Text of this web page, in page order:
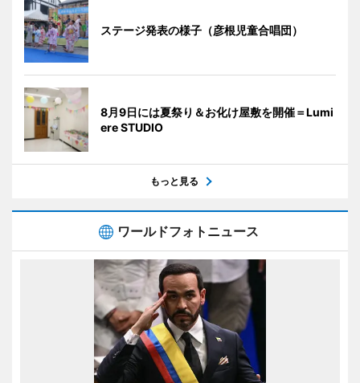
ステージ発表の様子（彦根児童合唱団）
8月9日には夏祭り＆お化け屋敷を開催＝Lumi
ere STUDIO
もっと見る
ワールドフォトニュース